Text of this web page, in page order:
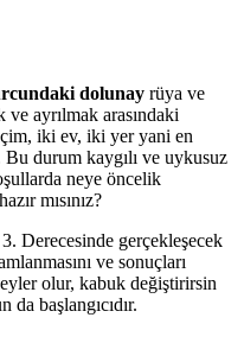
dolunay rüya ve
ayrılmak arasındaki
iki ev, iki yer yani en
Bu durum kaygılı ve uykusuz
neye öncelik
mısınız?
Derecesinde gerçekleşecek
ve sonuçları
olur, kabuk değiştirirsin
başlangıcıdır.